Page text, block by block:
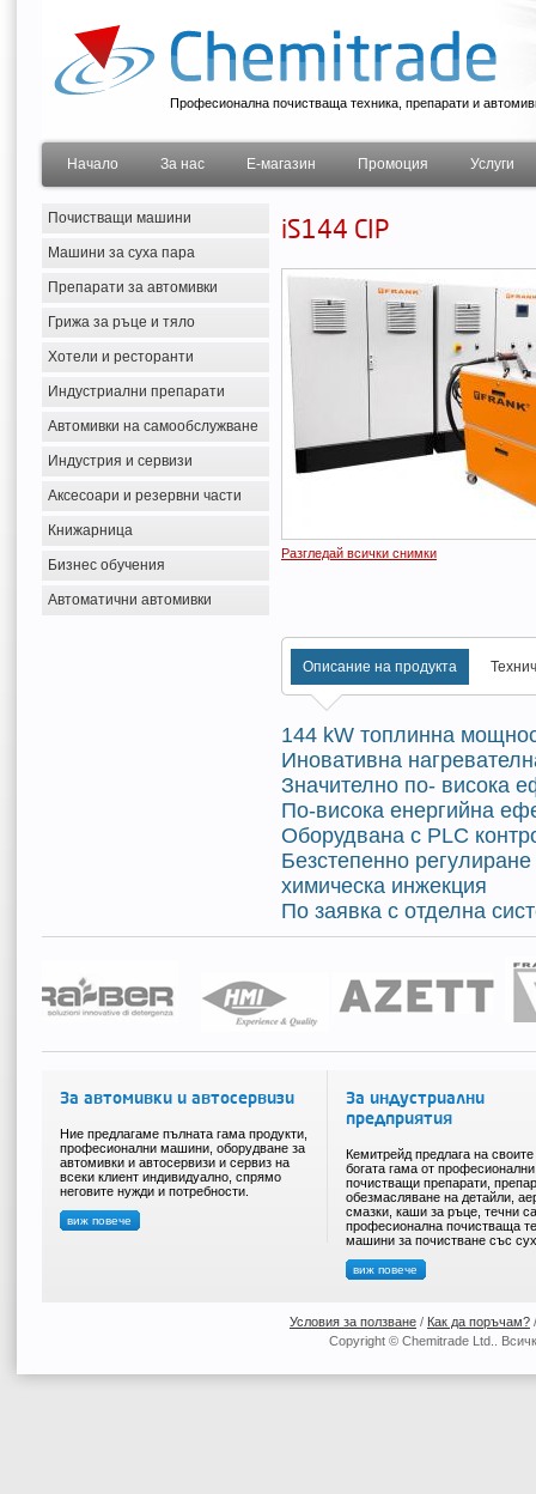
Професионална почистваща техника, препарати и
Начало За нас Е-магазин Промоция Услуги
Почистващи машини
Машини за суха пара
Препарати за автомивки
Грижа за ръце и тяло
Хотели и ресторанти
Индустриални препарати
Автомивки на самообслужване
Индустрия и сервизи
Аксесоари и резервни части
Книжарница
Бизнес обучения
Автоматични автомивки
iS144 CIP
Разгледай всички снимки
Описание на продукта
144 kW топлинна
Иновативна
Значително по- висока
По-висока енергийна
Оборудвана с PLC
Безстепенно
химическа инжекция
По заявка с отделна
За автомивки и автосервизи
Ние предлагаме пълната гама продукти,
професионални машини, оборудване за
автомивки и автосервизи и сервиз на
всеки клиент индивидуално, спрямо
неговите нужди и потребности.
виж повече
За индустриални
предприятия
Кемитрейд предлага на своите
богата гама от професионални
почистващи препарати,
обезмасляване на детайли,
смазки, каши за ръце, течни
професионална почистваща
машини за почистване със
виж повече
Условия за ползване / Как да поръчам?
Copyright © Chemitrade Ltd..